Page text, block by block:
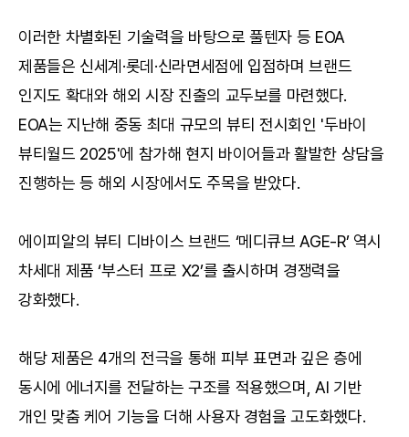
이러한 차별화된 기술력을 바탕으로 풀텐자 등 EOA
제품들은 신세계·롯데·신라면세점에 입점하며 브랜드
인지도 확대와 해외 시장 진출의 교두보를 마련했다.
EOA는 지난해 중동 최대 규모의 뷰티 전시회인 '두바이
뷰티월드 2025'에 참가해 현지 바이어들과 활발한 상담을
진행하는 등 해외 시장에서도 주목을 받았다.
에이피알의 뷰티 디바이스 브랜드 ‘메디큐브 AGE-R’ 역시
차세대 제품 ‘부스터 프로 X2’를 출시하며 경쟁력을
강화했다.
해당 제품은 4개의 전극을 통해 피부 표면과 깊은 층에
동시에 에너지를 전달하는 구조를 적용했으며, AI 기반
개인 맞춤 케어 기능을 더해 사용자 경험을 고도화했다.